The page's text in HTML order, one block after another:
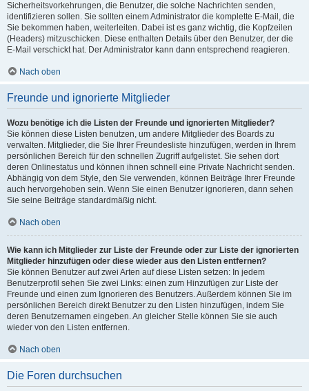
Sicherheitsvorkehrungen, die Benutzer, die solche Nachrichten senden,
identifizieren sollen. Sie sollten einem Administrator die komplette E-Mail, die
Sie bekommen haben, weiterleiten. Dabei ist es ganz wichtig, die Kopfzeilen
(Headers) mitzuschicken. Diese enthalten Details über den Benutzer, der die
E-Mail verschickt hat. Der Administrator kann dann entsprechend reagieren.
Nach oben
Freunde und ignorierte Mitglieder
Wozu benötige ich die Listen der Freunde und ignorierten Mitglieder?
Sie können diese Listen benutzen, um andere Mitglieder des Boards zu
verwalten. Mitglieder, die Sie Ihrer Freundesliste hinzufügen, werden in Ihrem
persönlichen Bereich für den schnellen Zugriff aufgelistet. Sie sehen dort
deren Onlinestatus und können ihnen schnell eine Private Nachricht senden.
Abhängig von dem Style, den Sie verwenden, können Beiträge Ihrer Freunde
auch hervorgehoben sein. Wenn Sie einen Benutzer ignorieren, dann sehen
Sie seine Beiträge standardmäßig nicht.
Nach oben
Wie kann ich Mitglieder zur Liste der Freunde oder zur Liste der ignorierten
Mitglieder hinzufügen oder diese wieder aus den Listen entfernen?
Sie können Benutzer auf zwei Arten auf diese Listen setzen: In jedem
Benutzerprofil sehen Sie zwei Links: einen zum Hinzufügen zur Liste der
Freunde und einen zum Ignorieren des Benutzers. Außerdem können Sie im
persönlichen Bereich direkt Benutzer zu den Listen hinzufügen, indem Sie
deren Benutzernamen eingeben. An gleicher Stelle können Sie sie auch
wieder von den Listen entfernen.
Nach oben
Die Foren durchsuchen